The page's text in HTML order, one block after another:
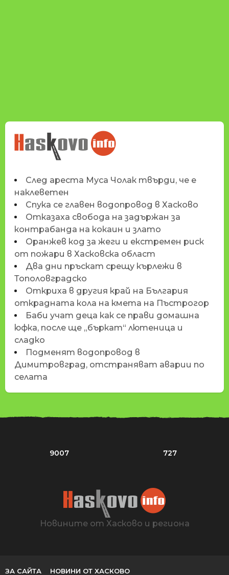
НОВИНИТЕ НА
HASKOVO.INFO
След ареста Муса Чолак твърди, че е
наклеветен
Спука се главен водопровод в Хасково
Отказаха свобода на задържан за
контрабанда на кокаин и злато
Оранжев код за жеги и екстремен риск
от пожари в Хасковска област
Два дни пръскат срещу кърлежи в
Тополовградско
Откриха в другия край на България
открадната кола на кмета на Пъстрогор
Баби учат деца как се прави домашна
юфка, после ще „бъркат“ лютеница и
сладко
Подменят водопровод в
Димитровград, отстраняват аварии по
селата
9007 727
Новините от Хасково и региона
ЗА САЙТА НОВИНИ ОТ ХАСКОВО